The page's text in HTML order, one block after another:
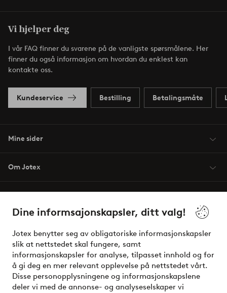
Dine informsajonskapsler, ditt valg!
Jotex benytter seg av obligatoriske informasjonskapsler
slik at nettstedet skal fungere, samt
informasjonskapsler for analyse, tilpasset innhold og for
å gi deg en mer relevant opplevelse på nettstedet vårt.
Disse personopplysningene og informasjonskapslene
deler vi med de annonse- og analyseselskaper vi
Vi hjelper deg
I vår FAQ finner du svarene på de vanligste spørsmålene. Her
finner du også informasjon om hvordan du enklest kan
kontakte oss.
Kundeservice Bestilling Betalingsmåte
Mine sider
Om Jotex
Venner